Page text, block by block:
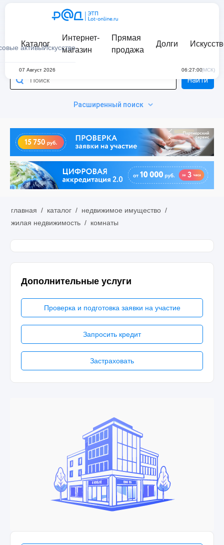
активыИскусство
Каталог
Интернет-
магазин
Прямая
продажа
Долги
07 Август 2026 06:27:00(МСК)
Расширенный поиск
Найти
главная / каталог / недвижимое имущество /
жилая недвижимость / комнаты
Дополнительные услуги
Проверка и подготовка заявки на участие
Запросить кредит
Застраховать